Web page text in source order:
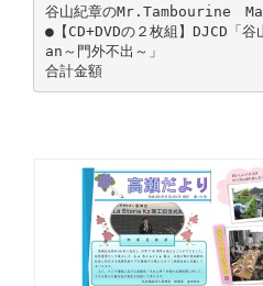
谷山紀章のMr.Tambourine
●【CD+DVDの２枚組】DJCD「
an～門外不出～」
合計金額